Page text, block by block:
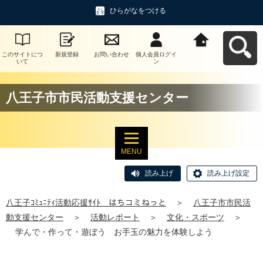
ひらがなをつける
このサイトにつ
いて
新規登録 お問い合わせ
個人会員ログイ
ン
八王子市市民活動支援センター
MENU
読み上げ 読み上げ設定
八王子ｺﾐｭﾆﾃｨ活動応援ｻｲﾄ はちコミねっと ＞
八王子市市民活
動支援センター
＞ 活動レポート ＞ 文化・スポーツ
＞
学んで・作って・遊ぼう お手玉の魅力を体験しよう